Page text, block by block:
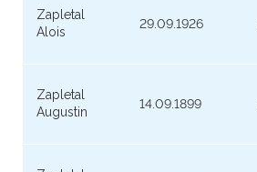
Zapletal
Alois
29.09.1926
Zapletal
Augustin
14.09.1899